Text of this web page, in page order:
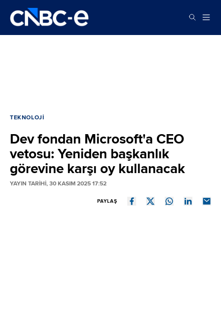
TEKNOLOJI
Dev fondan Microsoft'a CEO
vetosu: Yeniden başkanlık
görevine karşı oy kullanacak
YAYIN TARİHİ, 30 KASIM 2025 17:52
PAYLAŞ